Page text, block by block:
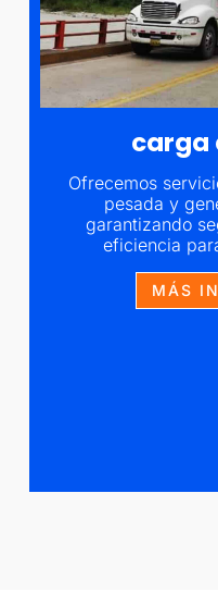
carga
Ofrecemos
pesada y
garantizando
eficiencia
MÁS